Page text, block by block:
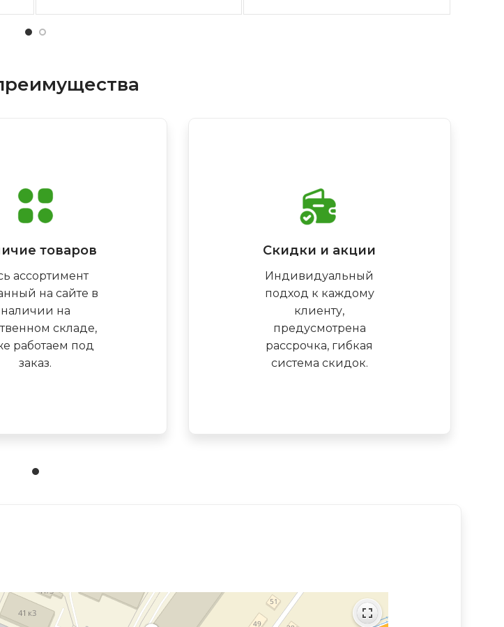
товаров
ассортимент
на сайте в
наличии на
складе,
работаем под
заказ.
Скидки и акции
Индивидуальный
подход к каждому
клиенту,
предусмотрена
рассрочка, гибкая
система скидок.